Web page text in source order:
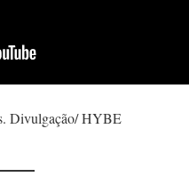
Divulgação/ HYBE